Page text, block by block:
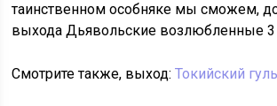
таинственном особняке мы сможем,
выхода Дьявольские возлюбленные 3
Смотрите также, выход:Токийский